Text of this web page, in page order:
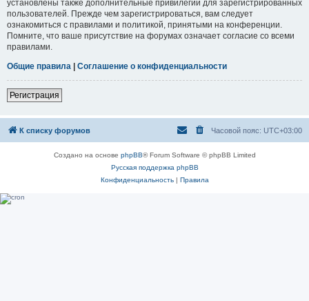
установлены также дополнительные привилегии для зарегистрированных
пользователей. Прежде чем зарегистрироваться, вам следует
ознакомиться с правилами и политикой, принятыми на конференции.
Помните, что ваше присутствие на форумах означает согласие со всеми
правилами.
Общие правила | Соглашение о конфиденциальности
Регистрация
К списку форумов Часовой пояс: UTC+03:00
Создано на основе phpBB® Forum Software © phpBB Limited
Русская поддержка phpBB
Конфиденциальность| Правила